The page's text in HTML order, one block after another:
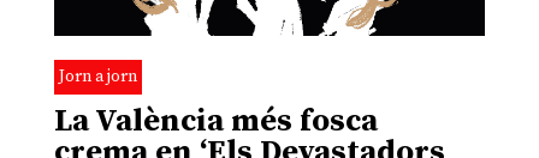
Jorn a jorn
La València més fosca